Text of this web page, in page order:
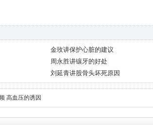
金玫讲保护心脏的建议
周永胜讲镶牙的好处
刘延青讲股骨头坏死原因
高血压的诱因